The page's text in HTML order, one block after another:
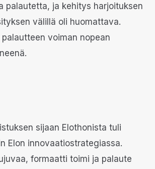
palautetta, ja kehitys harjoituksen
välillä oli huomattava.
voiman nopean
sijaan Elothonista tuli
Elon innovaatiostrategiassa.
formaatti toimi ja palaute